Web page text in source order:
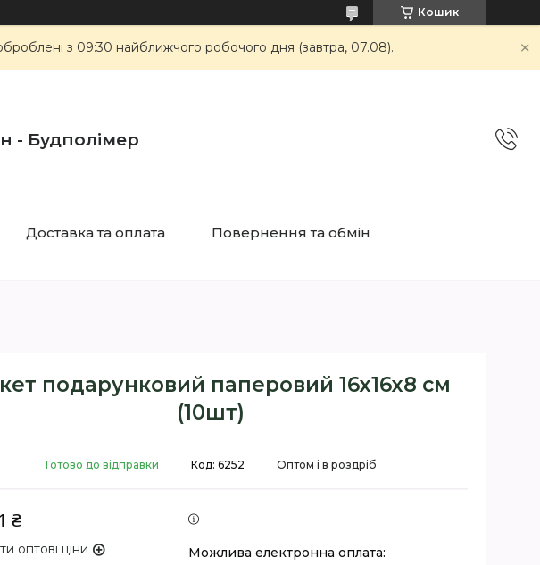
Кошик
з 09:30 найближчого робочого дня (завтра, 07.08).
- Будполімер
Доставка та оплата Повернення та обмін
подарунковий паперовий 16х16х8 см
(10шт)
Готово до відправки Оптом і в роздріб
Код: 6252
₴
оптові ціни